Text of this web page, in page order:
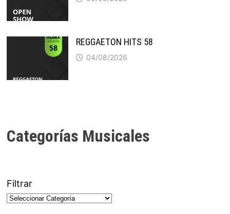
REGGAETON HITS 58
04/08/2026
Categorías Musicales
Filtrar